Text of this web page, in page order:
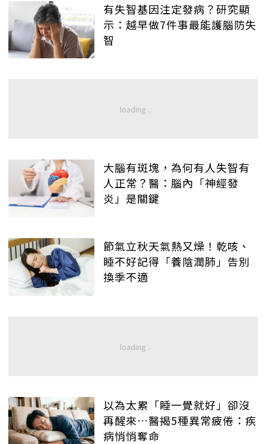
有失智基因注定發病？研究顯
示：越早做7件事最能護腦防失
智
大腦有斑塊，為何有人失智有
人正常？醫：腦內「神經發
炎」是關鍵
節氣立秋天氣熱又燥！乾咳、
睡不好記得「養陰潤肺」告別
換季不適
以為太累「睡一覺就好」卻沒
再醒來…醫揭5種異常疲倦：疾
病悄悄奪命